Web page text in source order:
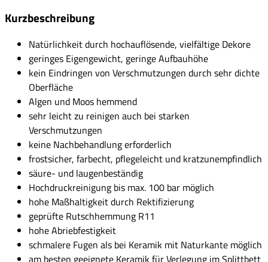
Kurzbeschreibung
Natürlichkeit durch hochauflösende, vielfältige Dekore
geringes Eigengewicht, geringe Aufbauhöhe
kein Eindringen von Verschmutzungen durch sehr dichte
Oberfläche
Algen und Moos hemmend
sehr leicht zu reinigen auch bei starken
Verschmutzungen
keine Nachbehandlung erforderlich
frostsicher, farbecht, pflegeleicht und kratzunempfindlich
säure- und laugenbeständig
Hochdruckreinigung bis max. 100 bar möglich
hohe Maßhaltigkeit durch Rektifizierung
geprüfte Rutschhemmung R11
hohe Abriebfestigkeit
schmalere Fugen als bei Keramik mit Naturkante möglich